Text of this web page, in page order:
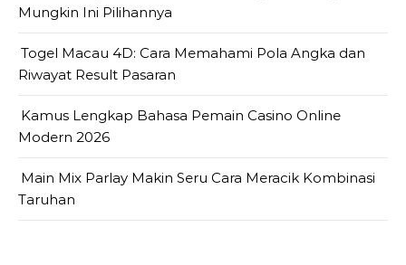
Mungkin Ini Pilihannya
Togel Macau 4D: Cara Memahami Pola Angka dan
Riwayat Result Pasaran
Kamus Lengkap Bahasa Pemain Casino Online
Modern 2026
Main Mix Parlay Makin Seru Cara Meracik Kombinasi
Taruhan